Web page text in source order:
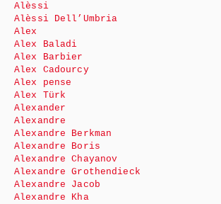
Alèssi
Alèssi Dell’Umbria
Alex
Alex Baladi
Alex Barbier
Alex Cadourcy
Alex pense
Alex Türk
Alexander
Alexandre
Alexandre Berkman
Alexandre Boris
Alexandre Chayanov
Alexandre Grothendieck
Alexandre Jacob
Alexandre Kha